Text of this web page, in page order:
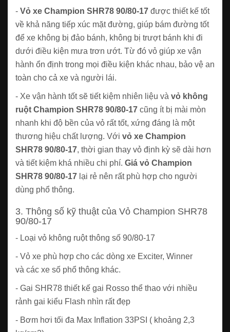
- Vỏ xe Champion SHR78 90/80-17 được thiết kế tốt
về khả năng tiếp xúc mặt đường, giúp bám đường tốt
để xe không bị đảo bánh, không bị trượt bánh khi đi
dưới điều kiện mưa trơn ướt. Từ đó vỏ giúp xe vận
hành ổn định trong mọi điều kiện khác nhau, bảo vệ an
toàn cho cả xe và người lái.
- Xe vận hành tốt sẽ tiết kiệm nhiên liệu và vỏ không
ruột Champion SHR78 90/80-17 cũng ít bị mài mòn
nhanh khi độ bền của vỏ rất tốt, xứng đáng là một
thương hiệu chất lượng. Với vỏ xe Champion
SHR78 90/80-17, thời gian thay vỏ định kỳ sẽ dài hơn
và tiết kiệm khá nhiều chi phí. Giá vỏ Champion
SHR78 90/80-17 lại rẻ nên rất phù hợp cho người
dùng phổ thông.
3. Thông số kỹ thuật của Vỏ Champion SHR78
90/80-17
- Loại vỏ không ruột thông số 90/80-17
- Vỏ xe phù hợp cho các dòng xe Exciter, Winner
và các xe số phổ thông khác.
- Gai SHR78 thiết kế gai Rosso thể thao với nhiều
rảnh gai kiểu Flash nhìn rất đẹp
- Bơm hơi tối đa Max Inflation 33PSI ( khoảng 2,3